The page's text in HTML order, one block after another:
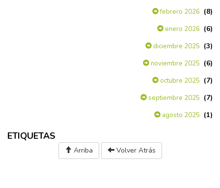
febrero 2026 (8)
enero 2026 (6)
diciembre 2025 (3)
noviembre 2025 (6)
octubre 2025 (7)
septiembre 2025 (7)
agosto 2025 (1)
ETIQUETAS
Arriba Volver Atrás